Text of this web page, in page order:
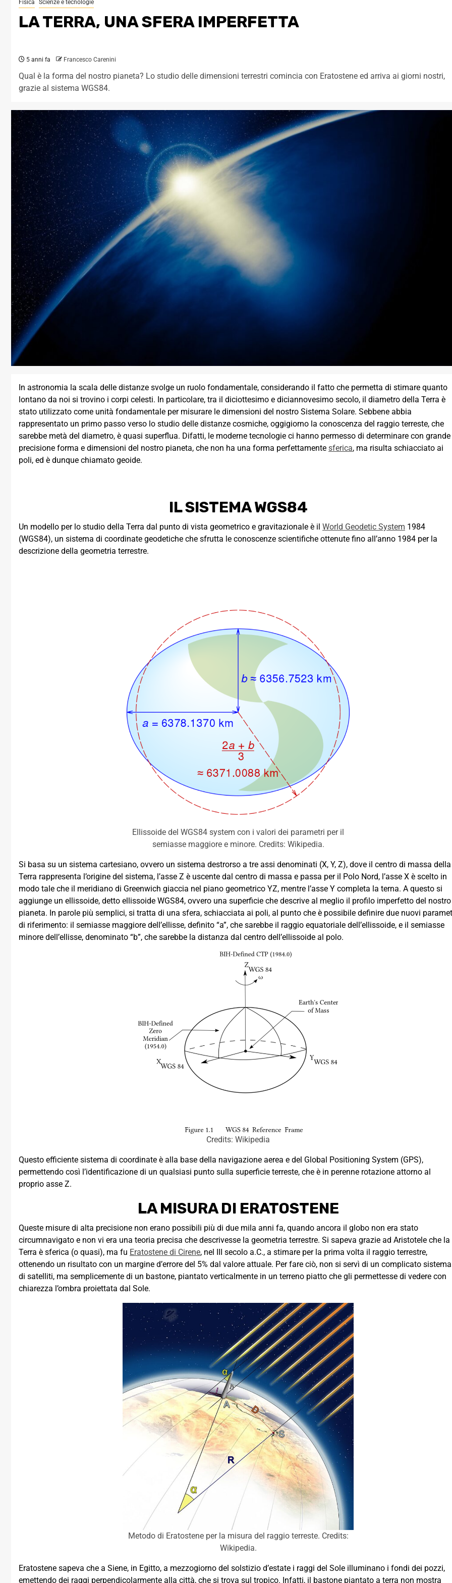
Fisica Scienze e tecnologie
LA TERRA, UNA SFERA IMPERFETTA
5 anni fa Francesco Carenini
Qual è la forma del nostro pianeta? Lo studio delle dimensioni terrestri comincia con Eratostene ed arriva ai giorni nostri,
grazie al sistema WGS84.
In astronomia la scala delle distanze svolge un ruolo fondamentale, considerando il fatto che permetta di stimare quanto
lontano da noi si trovino i corpi celesti. In particolare, tra il diciottesimo e diciannovesimo secolo, il diametro della Terra è
stato utilizzato come unità fondamentale per misurare le dimensioni del nostro Sistema Solare. Sebbene abbia
rappresentato un primo passo verso lo studio delle distanze cosmiche, oggigiorno la conoscenza del raggio terreste, che
sarebbe metà del diametro, è quasi superflua. Difatti, le moderne tecnologie ci hanno permesso di determinare con grande
precisione forma e dimensioni del nostro pianeta, che non ha una forma perfettamente sferica, ma risulta schiacciato ai
poli, ed è dunque chiamato geoide.
IL SISTEMA WGS84
Un modello per lo studio della Terra dal punto di vista geometrico e gravitazionale è il World Geodetic System 1984
(WGS84), un sistema di coordinate geodetiche che sfrutta le conoscenze scientifiche ottenute fino all’anno 1984 per la
descrizione della geometria terrestre.
Ellissoide del WGS84 system con i valori dei parametri per il
semiasse maggiore e minore. Credits: Wikipedia.
Si basa su un sistema cartesiano, ovvero un sistema destrorso a tre assi denominati (X, Y, Z), dove il centro di massa della
Terra rappresenta l’origine del sistema, l’asse Z è uscente dal centro di massa e passa per il Polo Nord, l’asse X è scelto in
modo tale che il meridiano di Greenwich giaccia nel piano geometrico YZ, mentre l’asse Y completa la terna. A questo si
aggiunge un ellissoide, detto ellissoide WGS84, ovvero una superficie che descrive al meglio il profilo imperfetto del nostro
pianeta. In parole più semplici, si tratta di una sfera, schiacciata ai poli, al punto che è possibile definire due nuovi
di riferimento: il semiasse maggiore dell’ellisse, definito “a”, che sarebbe il raggio equatoriale dell’ellissoide, e il semiasse
minore dell’ellisse, denominato “b”, che sarebbe la distanza dal centro dell’ellissoide al polo.
Credits: Wikipedia
Questo efficiente sistema di coordinate è alla base della navigazione aerea e del Global Positioning System (GPS),
permettendo così l’identificazione di un qualsiasi punto sulla superficie terreste, che è in perenne rotazione attorno al
proprio asse Z.
LA MISURA DI ERATOSTENE
Queste misure di alta precisione non erano possibili più di due mila anni fa, quando ancora il globo non era stato
circumnavigato e non vi era una teoria precisa che descrivesse la geometria terrestre. Si sapeva grazie ad Aristotele che la
Terra è sferica (o quasi), ma fu Eratostene di Cirene, nel III secolo a.C., a stimare per la prima volta il raggio terrestre,
ottenendo un risultato con un margine d’errore del 5% dal valore attuale. Per fare ciò, non si servì di un complicato sistema
di satelliti, ma semplicemente di un bastone, piantato verticalmente in un terreno piatto che gli permettesse di vedere con
chiarezza l’ombra proiettata dal Sole.
Metodo di Eratostene per la misura del raggio terreste. Credits:
Wikipedia.
Eratostene sapeva che a Siene, in Egitto, a mezzogiorno del solstizio d’estate i raggi del Sole illuminano i fondi dei pozzi,
emettendo dei raggi perpendicolarmente alla città, che si trova sul tropico. Infatti, il bastone piantato a terra non mostra